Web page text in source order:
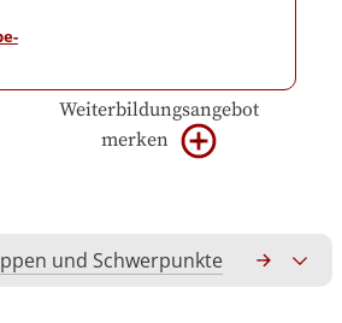
Weiterbildungsangebot
merken
und Schwerpunkte